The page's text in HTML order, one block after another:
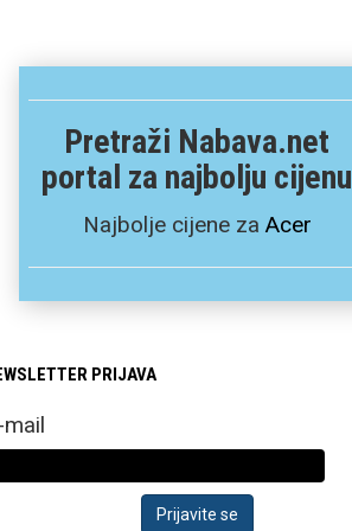
Pretraži Nabava.net
portal za najbolju cijenu
Najbolje cijene za Acer
PRIJAVA